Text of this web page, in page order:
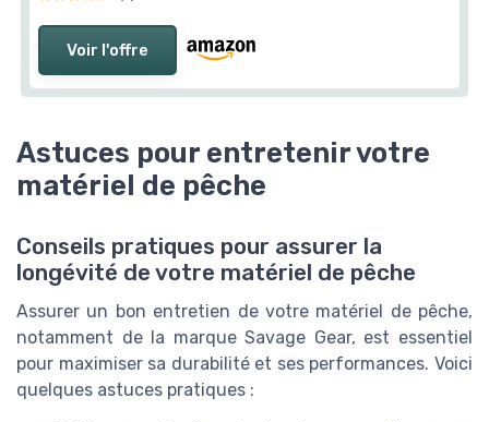
Voir l'offre
Astuces pour entretenir votre
matériel de pêche
Conseils pratiques pour assurer la
longévité de votre matériel de pêche
Assurer un bon entretien de votre matériel de pêche,
notamment de la marque Savage Gear, est essentiel
pour maximiser sa durabilité et ses performances. Voici
quelques astuces pratiques :